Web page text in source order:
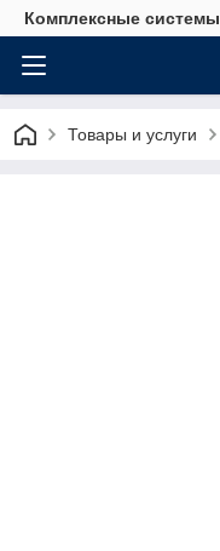
Комплексные
Товары и услуги